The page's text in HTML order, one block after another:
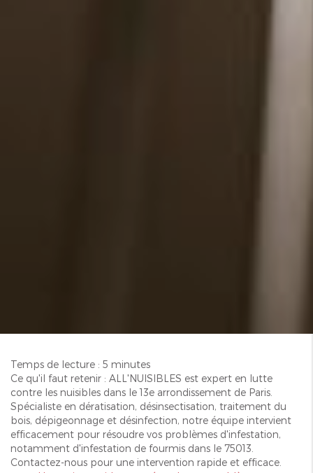
Temps de lecture : 5 minutes
Ce qu'il faut retenir : ALL'NUISIBLES est expert en lutte
contre les nuisibles dans le 13e arrondissement de Paris.
Spécialiste en dératisation, désinsectisation, traitement du
bois, dépigeonnage et désinfection, notre équipe intervient
efficacement pour résoudre vos problèmes d'infestation,
notamment d'infestation de fourmis dans le 75013.
Contactez-nous pour une intervention rapide et efficace.